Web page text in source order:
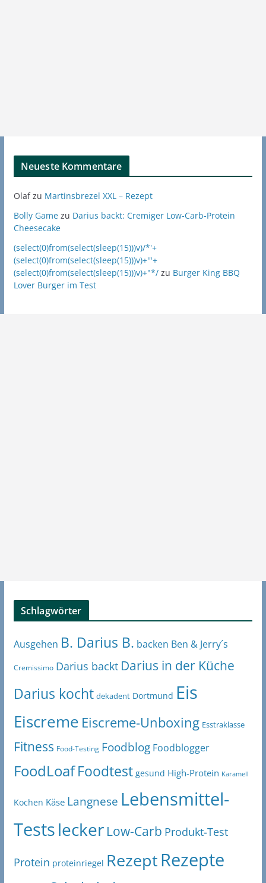
Neueste Kommentare
Olafzu Martinsbrezel XXL – Rezept
Bolly Gamezu Darius backt: Cremiger Low-Carb-Protein
Cheesecake
(select(0)from(select(sleep(15)))v)/*'+
(select(0)from(select(sleep(15)))v)+'"+
(select(0)from(select(sleep(15)))v)+"*/zu Burger King BBQ
Lover Burger im Test
Schlagwörter
Ausgehen B. Darius B. backen Ben & Jerry´s
Cremissimo Darius backt Darius in der Küche
Darius kocht dekadent Dortmund Eis
Eiscreme Eiscreme-Unboxing Esstraklasse
Fitness Food-Testing Foodblog Foodblogger
FoodLoaf Foodtest gesund High-Protein Karamell
Kochen Käse Langnese Lebensmittel-
Testslecker Low-Carb Produkt-Test
Protein proteinriegel RezeptRezepte